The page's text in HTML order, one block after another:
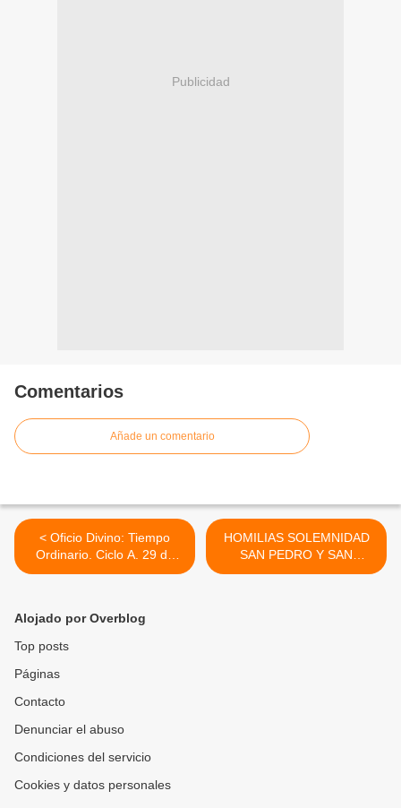
Publicidad
Comentarios
Añade un comentario
< Oficio Divino: Tiempo
Ordinario. Ciclo A. 29 de
junio 2011
HOMILIAS SOLEMNIDAD
SAN PEDRO Y SAN
PABLO, APOSTOLES. 29
Alojado por Overblog
Top posts
Páginas
Contacto
Denunciar el abuso
Condiciones del servicio
Cookies y datos personales